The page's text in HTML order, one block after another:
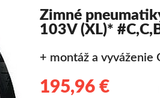
Zimné
103V (XL)*
+ montáž a vyváženie
195,96 €